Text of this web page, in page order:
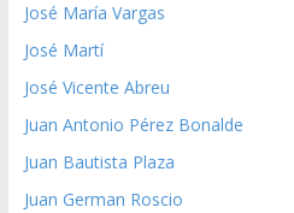
José María Vargas
José Martí
José Vicente Abreu
Juan Antonio Pérez Bonalde
Juan Bautista Plaza
Juan German Roscio